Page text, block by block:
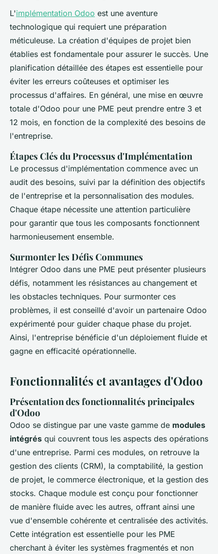
L'implémentation Odoo est une aventure
technologique qui requiert une préparation
méticuleuse. La création d'équipes de projet bien
établies est fondamentale pour assurer le succès. Une
planification détaillée des étapes est essentielle pour
éviter les erreurs coûteuses et optimiser les
processus d'affaires. En général, une mise en œuvre
totale d'Odoo pour une PME peut prendre entre 3 et
12 mois, en fonction de la complexité des besoins de
l'entreprise.
Étapes Clés du Processus d'Implémentation
Le processus d'implémentation commence avec un
audit des besoins, suivi par la définition des objectifs
de l'entreprise et la personnalisation des modules.
Chaque étape nécessite une attention particulière
pour garantir que tous les composants fonctionnent
harmonieusement ensemble.
Surmonter les Défis Communes
Intégrer Odoo dans une PME peut présenter plusieurs
défis, notamment les résistances au changement et
les obstacles techniques. Pour surmonter ces
problèmes, il est conseillé d'avoir un partenaire Odoo
expérimenté pour guider chaque phase du projet.
Ainsi, l'entreprise bénéficie d'un déploiement fluide et
gagne en efficacité opérationnelle.
Fonctionnalités et avantages d'Odoo
Présentation des fonctionnalités principales
d'Odoo
Odoo se distingue par une vaste gamme de modules
intégrés qui couvrent tous les aspects des opérations
d'une entreprise. Parmi ces modules, on retrouve la
gestion des clients (CRM), la comptabilité, la gestion
de projet, le commerce électronique, et la gestion des
stocks. Chaque module est conçu pour fonctionner
de manière fluide avec les autres, offrant ainsi une
vue d'ensemble cohérente et centralisée des activités.
Cette intégration est essentielle pour les PME
cherchant à éviter les systèmes fragmentés et non